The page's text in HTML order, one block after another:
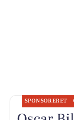
SPONSORERET